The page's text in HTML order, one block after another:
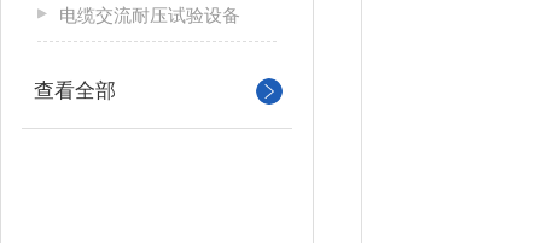
电缆交流耐压试验设备
查看全部